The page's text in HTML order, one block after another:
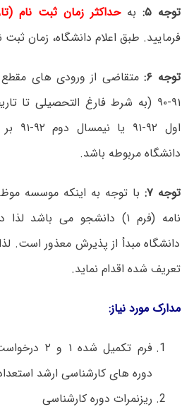
توجه ۵: بهحداکثر زمان ثبت نام (تاریخ ۱۳۹۵/
فرمایید. طبق اعلام دانشگاه، زمان
توجه ۶:
متقاضی از ورودی های مقطع
اول
دانشگاه مربوطه باشد.
توجه ۷:
با توجه به اینکه موسسه
نامه (فرم ۱) دانشجو می
دانشگاه مبدأ از پذیرش معذور است.
تعریف شده اقدام نماید.
مدارک مورد نیاز:
فرم تکمیل
دوره های کارشناسی ارشد
ریزنمرات دوره کارشناسی